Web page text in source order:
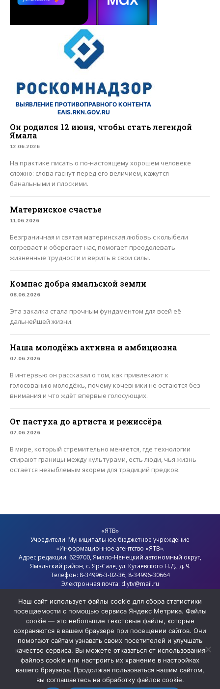
ВЫЯВЛЕНИЕ ПРОТИВОПРАВНОГО КОНТЕНТА
EAIS.RKN.GOV.RU
Он родился 12 июня, чтобы стать легендой
Ямала
12.06.2026
На практике писать о по-настоящему хорошем человеке
сложно: слова гаснут перед его величием, кажутся
банальными и плоскими.
Материнское счастье
11.06.2026
Безграничная и святая материнская любовь с колыбели
согревает и оберегает нас, помогает преодолевать
жизненные трудности и верить в свои силы.
Компас добра ямальской земли
08.06.2026
Эта закалка стала прочным фундаментом для всей её
дальнейшей жизни.
Наша молодёжь активна и амбициозна
07.06.2026
В интервью он рассказал о том, как привлекают к
голосованию молодёжь, почему кочевники не остаются без
внимания и что ждёт впервые голосующих.
От пастуха до артиста и режиссёра
07.06.2026
В мире, который стремительно меняется, где технологии
стирают границы между культурами, есть люди, чья жизнь
остаётся незыблемым якорем для традиций предков.
«ЯТВ»
Учредители: Муниципальное бюджетное учреждение
«Информационное агентство «ЯТВ».
Адрес редакции: 629700, Ямало-Ненецкий автономный округ,
Ямальский район, с. Яр-Сале, ул. Кугаевского Н.Д., д. 9.
Телефон: 8-34996-3-02-36, 8-34996-30664
Электронная почта: d.ytv@mail.ru
Политика конфиденциальности
Наш сайт использует файлы cookie для сбора статистики
посещаемости с помощью сервиса Яндекс Метрика. Файлы
cookie — это небольшие текстовые файлы, которые
сохраняются в вашем браузере при посещении сайтов. Они
помогают сайтам узнавать своих посетителей и улучшать
качество сервиса. Вы можете отказаться от использования
файлов cookie или настроить их хранение в настройках
вашего браузера. Продолжая пользоваться нашим сайтом,
вы соглашаетесь на обработку файлов cookie.